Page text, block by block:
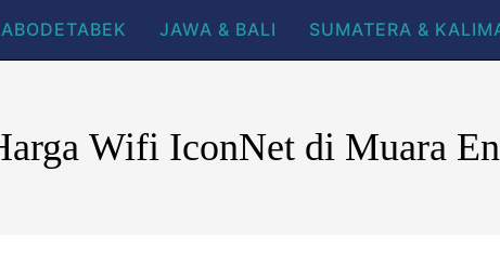
JAWA & BALI SUMATERA &
Wifi IconNet di Muara